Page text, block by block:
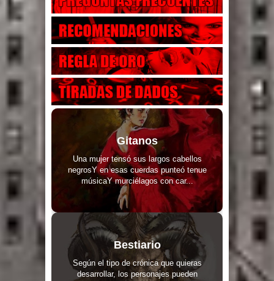
Gitanos
Una mujer tensó sus largos cabellos
negrosY en esas cuerdas punteó tenue
músicaY murciélagos con car...
Bestiario
Según el tipo de crónica que quieras
desarrollar, los personajes pueden